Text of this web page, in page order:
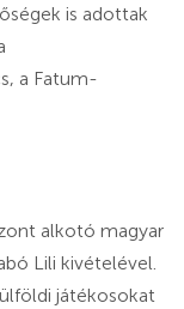
is adottak
a Fatum-
alkotó magyar
Lili kivételével.
játékosokat